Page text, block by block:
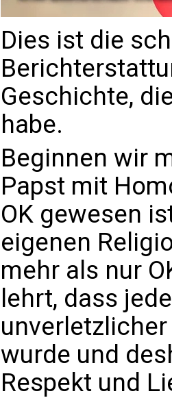
Dies ist die
Geschichte,
habe.
Beginnen wir
Papst mit
OK gewesen
eigenen
mehr als nur
lehrt, dass
wurde und
Respekt und